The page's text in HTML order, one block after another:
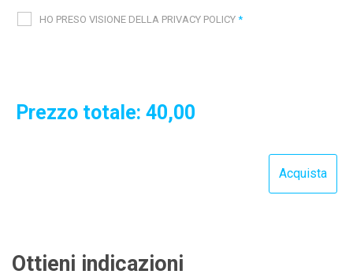
HO PRESO VISIONE DELLA PRIVACY POLICY *
Prezzo totale: 40,00
Ottieni indicazioni